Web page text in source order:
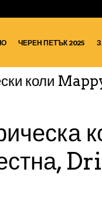
ЧЕРЕН ПЕТЪК 2025
коли